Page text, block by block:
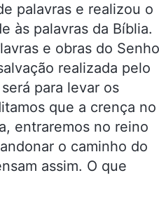
palavras e realizou o
às palavras da Bíblia.
e obras do
realizada pelo
para levar os
que a crença no
entraremos no reino
o caminho do
assim. O que